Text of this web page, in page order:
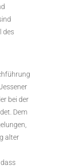
des
bei der
Dem
alter